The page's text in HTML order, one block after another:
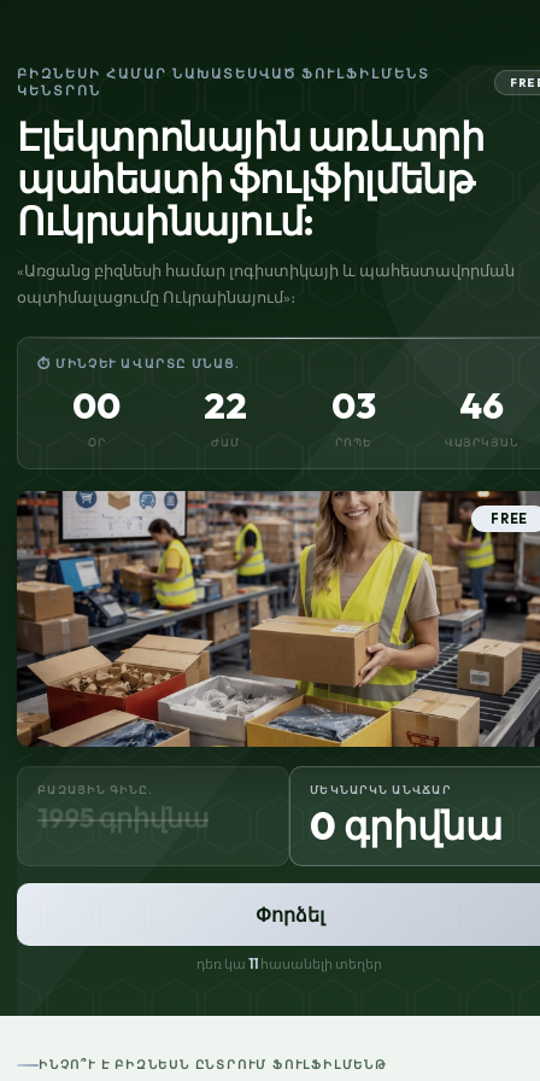
ԲԻԶՆԵՍԻ ՀԱՄԱՐ ՆԱԽԱՏԵՍՎԱԾ ՖՈՒԼՖԻԼՄԵՆՏ
ԿԵՆՏՐՈՆ
Էլեկտրոնային առևտրի
պահեստի ֆուլֆիլմենթ
Ուկրաինայում:
«Առցանց բիզնեսի համար լոգիստիկայի և պահեստավորման
օպտիմալացումը Ուկրաինայում»։
⏱ ՄԻՆՉԵՒ ԱՎԱՐՏԸ ՄՆԱՑ.
00
ՕՐ
22
ԺԱՄ
03
ՐՈՊԵ
45
ՎԱՅՐԿՅԱՆ
FREE
ԲԱԶԱՅԻՆ ԳԻՆԸ.
1995 գրիվնա
ՄԵԿՆԱՐԿՆ ԱՆՎՃԱՐ
0 գրիվնա
Փորձել
դեռ կա 11 հասանելի տեղեր
ԻՆՉՈ՞Ւ Է ԲԻԶՆԵՍՆ ԸՆՏՐՈՒՄ ՖՈՒԼՖԻԼՄԵՆԹ